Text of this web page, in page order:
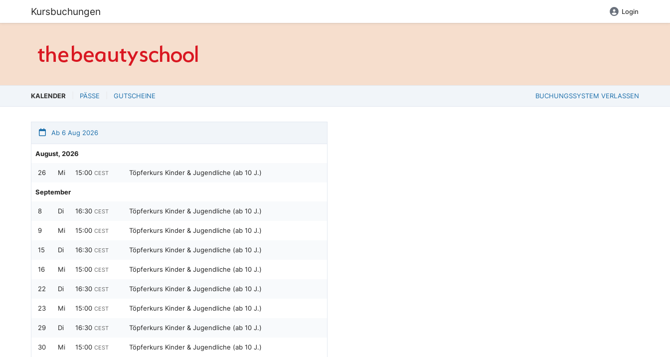
Kursbuchungen Login
KALENDER PÄSSE GUTSCHEINE BUCHUNGSSYSTEM VERLASSEN
Ab 6 Aug 2026
August, 2026
26 Mi 15:00 CEST Töpferkurs Kinder & Jugendliche (ab 10 J.)
September
8 Di 16:30 CEST Töpferkurs Kinder & Jugendliche (ab 10 J.)
9 Mi 15:00 CEST Töpferkurs Kinder & Jugendliche (ab 10 J.)
15 Di 16:30 CEST Töpferkurs Kinder & Jugendliche (ab 10 J.)
16 Mi 15:00 CEST Töpferkurs Kinder & Jugendliche (ab 10 J.)
22 Di 16:30 CEST Töpferkurs Kinder & Jugendliche (ab 10 J.)
23 Mi 15:00 CEST Töpferkurs Kinder & Jugendliche (ab 10 J.)
29 Di 16:30 CEST Töpferkurs Kinder & Jugendliche (ab 10 J.)
30 Mi 15:00 CEST Töpferkurs Kinder & Jugendliche (ab 10 J.)